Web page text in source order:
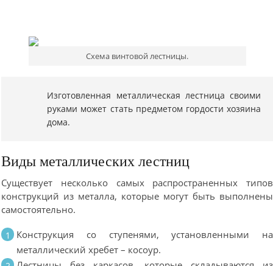
Схема винтовой лестницы.
Изготовленная металлическая лестница своими
руками может стать предметом гордости хозяина
дома.
Виды металлических лестниц
Существует несколько самых распространенных типов
конструкций из металла, которые могут быть выполнены
самостоятельно.
Конструкция со ступенями, установленными на
металлический хребет – косоур.